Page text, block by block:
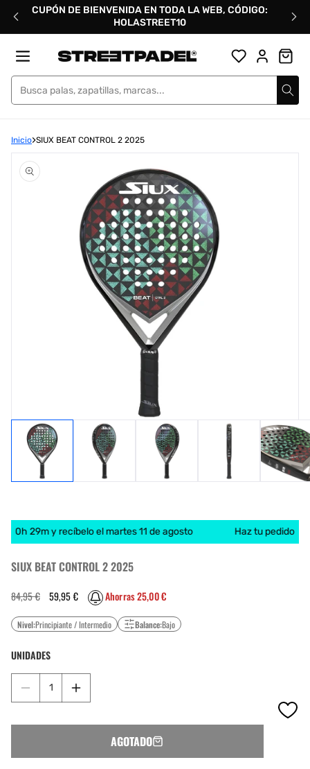
directamente
CUPÓN DE BIENVENIDA EN TODA LA WEB, CÓDIGO:
HOLASTREET10
Street Padel
Inicio SIUX BEAT CONTROL 2 2025
elemento
multimedia
0h 29m y recíbelo el martes 11 de agosto Haz tu pedido
SIUX BEAT CONTROL 2 2025
Precio
habitual
84,95 € Precio
de
oferta
59,95 € Ahorras 25,00 €
Nivel:Principiante / Intermedio Balance:Bajo
UNIDADES
Reducir
cantidad
CONTROL
Aumentar
cantidad
CONTROL
AGOTADO